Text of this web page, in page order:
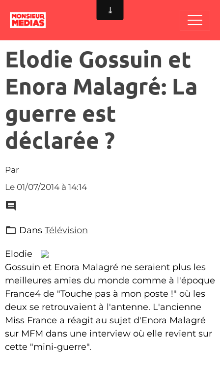
Elodie Gossuin et
Enora Malagré: La
guerre est
déclarée ?
Par
Le 01/07/2014 à 14:14
Dans Télévision
Elodie
Gossuin et Enora Malagré ne seraient plus les
meilleures amies du monde comme à l'époque
France4 de "Touche pas à mon poste !" où les
deux se retrouvaient à l'antenne. L'ancienne
Miss France a réagit au sujet d'Enora Malagré
sur MFM dans une interview où elle revient sur
cette "mini-guerre".